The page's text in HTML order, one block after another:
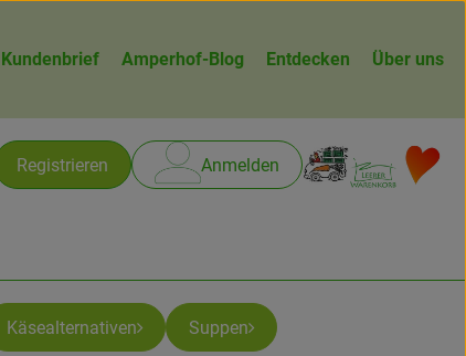
Kundenbrief Amperhof-Blog Entdecken Über uns
Registrieren Anmelden
Käsealternativen Suppen